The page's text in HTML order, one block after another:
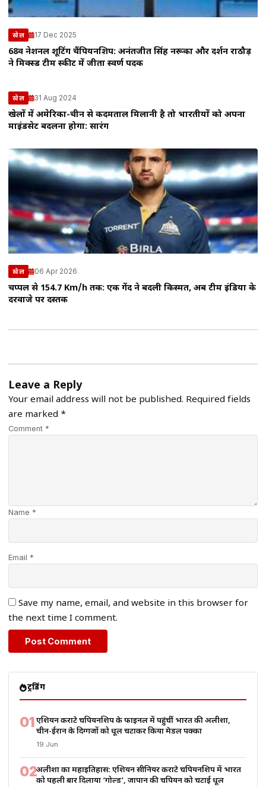
खेल 17 Dec 2025
68वीं नेशनल शूटिंग चैंपियनशिप: अनंतजीत सिंह नरूका और दर्शन राठौड़
ने मिक्स्ड टीम स्कीट में जीता स्वर्ण पदक
खेल 31 Aug 2024
खेलों में अमेरिका-चीन से कदमताल मिलानी है तो भारतीयों को अपना
माइंडसेट बदलना होगा: सारंग
खेल 06 Apr 2026
चप्पल से 154.7 Km/h तक: एक गेंद ने बदली किस्मत, अब टीम इंडिया के
दरवाजे पर दस्तक
Leave a Reply
Your email address will not be published. Required fields
are marked *
Comment *
Name *
Email *
Save my name, email, and website in this browser for
the next time I comment.
ट्रेंडिंग
01एशियन कराटे चैंपियनशिप के फाइनल में पहुंचीं भारत की अलीशा,
चीन-ईरान के दिग्गजों को धूल चटाकर किया मेडल पक्का
19 Jun
02अलीशा का महाइतिहास: एशियन सीनियर कराटे चैंपियनशिप में भारत
को पहली बार दिलाया ‘गोल्ड’, जापान की चैंपियन को चटाई धूल